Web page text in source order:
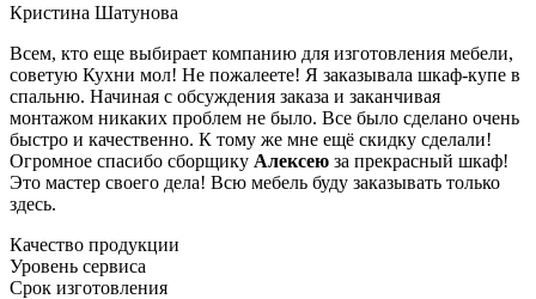
Кристина Шатунова
Всем, кто еще выбирает компанию для изготовления мебели,
советую Кухни мол! Не пожалеете! Я заказывала шкаф-купе в
спальню. Начиная с обсуждения заказа и заканчивая
монтажом никаких проблем не было. Все было сделано очень
быстро и качественно. К тому же мне ещё скидку сделали!
Огромное спасибо сборщику Алексею за прекрасный шкаф!
Это мастер своего дела! Всю мебель буду заказывать только
здесь.
Качество продукции
Уровень сервиса
Срок изготовления